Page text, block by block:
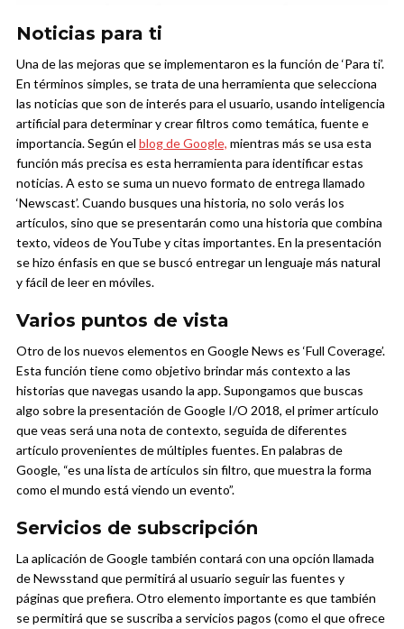
Noticias para ti
Una de las mejoras que se implementaron es la función de ‘Para ti’.
En términos simples, se trata de una herramienta que selecciona
las noticias que son de interés para el usuario, usando inteligencia
artificial para determinar y crear filtros como temática, fuente e
importancia. Según el blog de Google, mientras más se usa esta
función más precisa es esta herramienta para identificar estas
noticias.A esto se suma un nuevo formato de entrega llamado
‘Newscast’. Cuando busques una historia, no solo verás los
artículos, sino que se presentarán como una historia que combina
texto, videos de YouTube y citas importantes. En la presentación
se hizo énfasis en que se buscó entregar un lenguaje más natural
y fácil de leer en móviles.
Varios puntos de vista
Otro de los nuevos elementos en Google News es ‘Full Coverage’.
Esta función tiene como objetivo brindar más contexto a las
historias que navegas usando la app. Supongamos que buscas
algo sobre la presentación de Google I/O 2018, el primer artículo
que veas será una nota de contexto, seguida de diferentes
artículo provenientes de múltiples fuentes. En palabras de
Google, “es una lista de artículos sin filtro, que muestra la forma
como el mundo está viendo un evento”.
Servicios de subscripción
La aplicación de Google también contará con una opción llamada
de Newsstand que permitirá al usuario seguir las fuentes y
páginas que prefiera. Otro elemento importante es que también
se permitirá que se suscriba a servicios pagos (como el que ofrece